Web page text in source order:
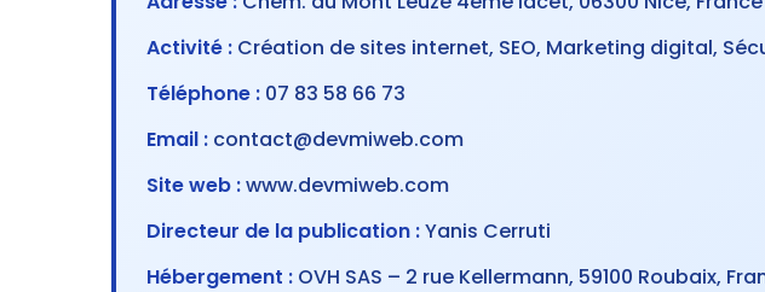
Activité : Création de sites internet, SEO, Marketing digital,
Téléphone : 07 83 58 66 73
Email : contact@devmiweb.com
Site web :www.devmiweb.com
Directeur de la publication :Yanis Cerruti
Hébergement : OVH SAS – 2 rue Kellermann, 59100 Roubaix,